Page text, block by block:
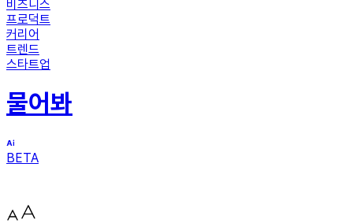
비즈니스
프로덕트
커리어
트렌드
스타트업
물어봐
BETA